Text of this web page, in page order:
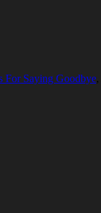
For Saying Goodbye,